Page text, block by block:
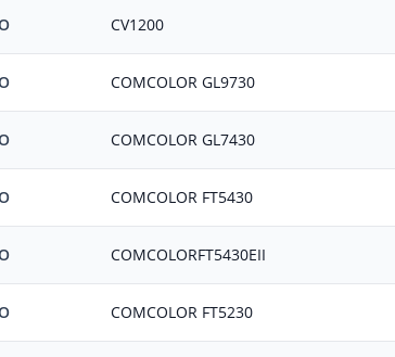
CV1200
COMCOLOR GL9730
COMCOLOR GL7430
COMCOLOR FT5430
COMCOLORFT5430EII
COMCOLOR FT5230